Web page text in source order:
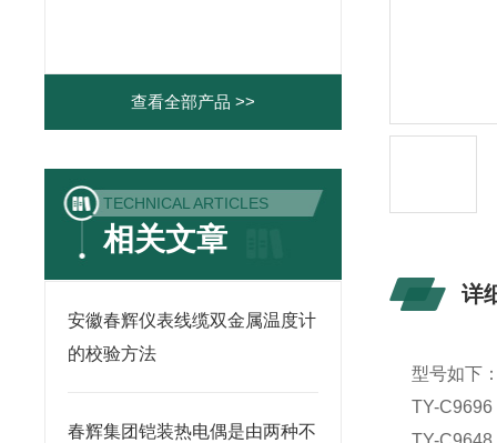
查看全部产品 >>
TECHNICAL ARTICLES
相关文章
安徽春辉仪表线缆双金属温度计
的校验方法
春辉集团铠装热电偶是由两种不
详
型号如下
TY-